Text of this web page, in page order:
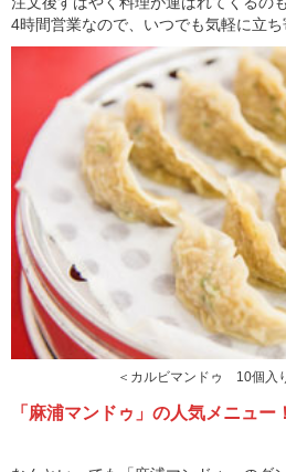
4時間営業なので、いつでも気軽に立ち
＜カルビマンドゥ 10個入
「麻浦マンドゥ」の人気メニュー！